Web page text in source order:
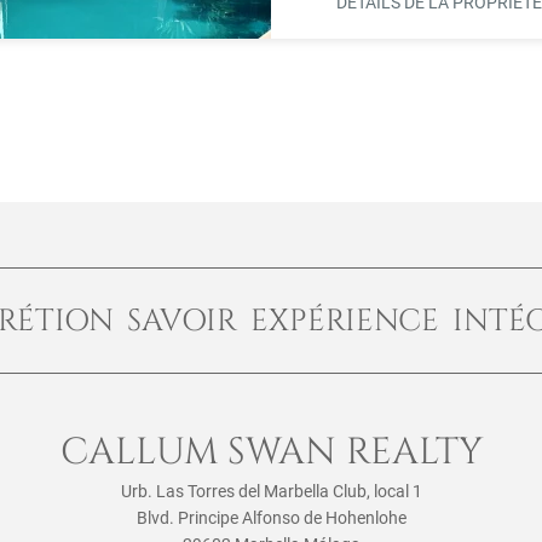
SAVOIR EXPÉRIENCE
CALLUM SWAN REALTY
Urb. Las Torres del Marbella Club, local 1
Blvd. Principe Alfonso de Hohenlohe